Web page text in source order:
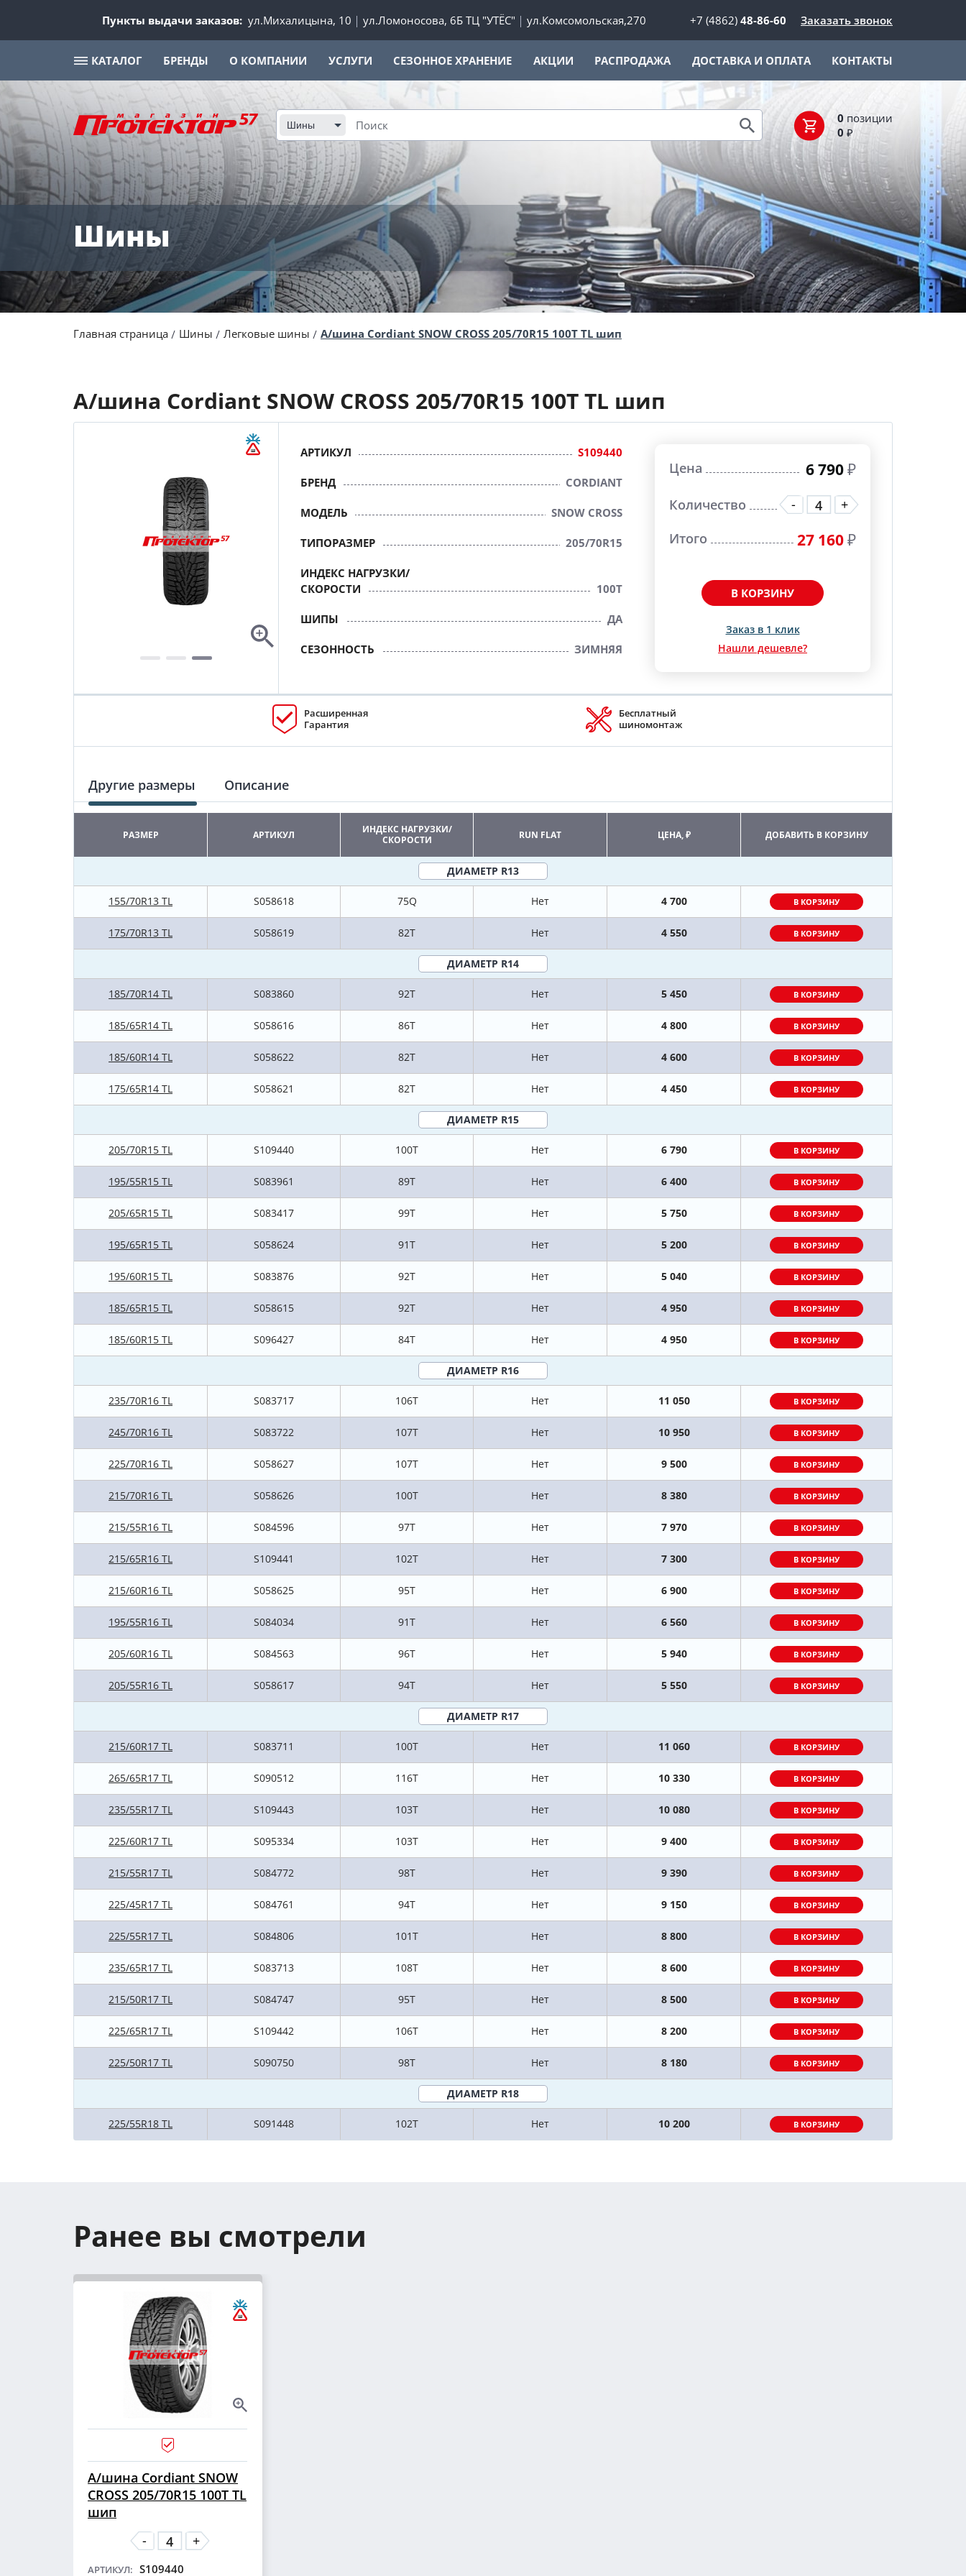
Пункты выдачи заказов: ул.Михалицына, 10 ул.Ломоносова, 6Б ТЦ "УТЁС" ул.Комсомольская,270 +7 (4862) 48-86-60 Заказать звонок
КАТАЛОГ БРЕНДЫ О КОМПАНИИ УСЛУГИ СЕЗОННОЕ ХРАНЕНИЕ АКЦИИ РАСПРОДАЖА ДОСТАВКА И ОПЛАТА КОНТАКТЫ
Шины 0 позиции
0 ₽
Шины
Главная страница Шины Легковые шины А/шина Cordiant SNOW CROSS 205/70R15 100T TL шип
А/шина Cordiant SNOW CROSS 205/70R15 100T TL шип
АРТИКУЛ S109440
БРЕНД CORDIANT
МОДЕЛЬ SNOW CROSS
ТИПОРАЗМЕР 205/70R15
ИНДЕКС НАГРУЗКИ/
СКОРОСТИ
100T
ШИПЫ ДА
СЕЗОННОСТЬ ЗИМНЯЯ
Цена 6 790₽
Количество -
+
Итого
27 160₽
В КОРЗИНУ
Заказ в 1 клик
Нашли дешевле?
Расширенная
Гарантия
Бесплатный
шиномонтаж
Другие размеры Описание
РАЗМЕР АРТИКУЛ
ИНДЕКС НАГРУЗКИ/
СКОРОСТИ
RUN FLAT ЦЕНА, ₽ ДОБАВИТЬ В КОРЗИНУ
ДИАМЕТР R13
155/70R13 TL S058618 75Q Нет 4 700 В КОРЗИНУ
175/70R13 TL S058619 82T Нет 4 550 В КОРЗИНУ
ДИАМЕТР R14
185/70R14 TL S083860 92T Нет 5 450 В КОРЗИНУ
185/65R14 TL S058616 86T Нет 4 800 В КОРЗИНУ
185/60R14 TL S058622 82T Нет 4 600 В КОРЗИНУ
175/65R14 TL S058621 82T Нет 4 450 В КОРЗИНУ
ДИАМЕТР R15
205/70R15 TL S109440 100T Нет 6 790 В КОРЗИНУ
195/55R15 TL S083961 89T Нет 6 400 В КОРЗИНУ
205/65R15 TL S083417 99T Нет 5 750 В КОРЗИНУ
195/65R15 TL S058624 91T Нет 5 200 В КОРЗИНУ
195/60R15 TL S083876 92T Нет 5 040 В КОРЗИНУ
185/65R15 TL S058615 92T Нет 4 950 В КОРЗИНУ
185/60R15 TL S096427 84T Нет 4 950 В КОРЗИНУ
ДИАМЕТР R16
235/70R16 TL S083717 106T Нет 11 050 В КОРЗИНУ
245/70R16 TL S083722 107T Нет 10 950 В КОРЗИНУ
225/70R16 TL S058627 107T Нет 9 500 В КОРЗИНУ
215/70R16 TL S058626 100T Нет 8 380 В КОРЗИНУ
215/55R16 TL S084596 97T Нет 7 970 В КОРЗИНУ
215/65R16 TL S109441 102T Нет 7 300 В КОРЗИНУ
215/60R16 TL S058625 95T Нет 6 900 В КОРЗИНУ
195/55R16 TL S084034 91T Нет 6 560 В КОРЗИНУ
205/60R16 TL S084563 96T Нет 5 940 В КОРЗИНУ
205/55R16 TL S058617 94T Нет 5 550 В КОРЗИНУ
ДИАМЕТР R17
215/60R17 TL S083711 100T Нет 11 060 В КОРЗИНУ
265/65R17 TL S090512 116T Нет 10 330 В КОРЗИНУ
235/55R17 TL S109443 103T Нет 10 080 В КОРЗИНУ
225/60R17 TL S095334 103T Нет 9 400 В КОРЗИНУ
215/55R17 TL S084772 98T Нет 9 390 В КОРЗИНУ
225/45R17 TL S084761 94T Нет 9 150 В КОРЗИНУ
225/55R17 TL S084806 101T Нет 8 800 В КОРЗИНУ
235/65R17 TL S083713 108T Нет 8 600 В КОРЗИНУ
215/50R17 TL S084747 95T Нет 8 500 В КОРЗИНУ
225/65R17 TL S109442 106T Нет 8 200 В КОРЗИНУ
225/50R17 TL S090750 98T Нет 8 180 В КОРЗИНУ
ДИАМЕТР R18
225/55R18 TL S091448 102T Нет 10 200 В КОРЗИНУ
Ранее вы смотрели
А/шина Cordiant SNOW
CROSS 205/70R15 100T TL
шип
-
+
АРТИКУЛ: S109440